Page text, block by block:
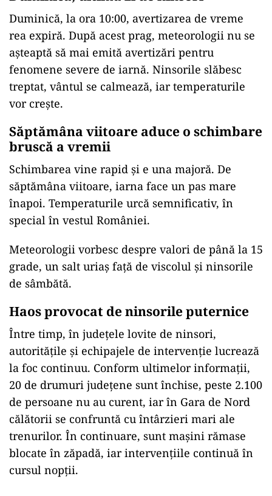
Duminică, la ora 10:00, avertizarea de vreme
rea expiră. După acest prag, meteorologii nu se
așteaptă să mai emită avertizări pentru
fenomene severe de iarnă. Ninsorile slăbesc
treptat, vântul se calmează, iar temperaturile
vor crește.
Săptămâna viitoare aduce o schimbare
bruscă a vremii
Schimbarea vine rapid și e una majoră. De
săptămâna viitoare, iarna face un pas mare
înapoi. Temperaturile urcă semnificativ, în
special în vestul României.
Meteorologii vorbesc despre valori de până la 15
grade, un salt uriaș față de viscolul și ninsorile
de sâmbătă.
Haos provocat de ninsorile puternice
Între timp, în județele lovite de ninsori,
autoritățile și echipajele de intervenție lucrează
la foc continuu. Conform ultimelor informații,
20 de drumuri județene sunt închise, peste 2.100
de persoane nu au curent, iar în Gara de Nord
călătorii se confruntă cu întârzieri mari ale
trenurilor. În continuare, sunt mașini rămase
blocate în zăpadă, iar intervențiile continuă în
cursul nopții.